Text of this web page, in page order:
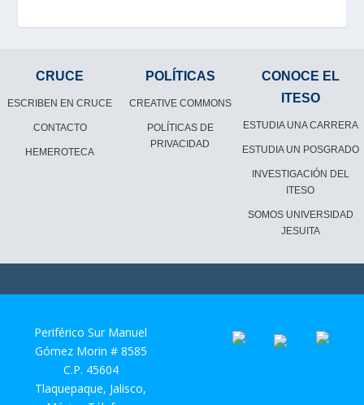
CRUCE
ESCRIBEN EN CRUCE
CONTACTO
HEMEROTECA
POLÍTICAS
CREATIVE COMMONS
POLÍTICAS DE
PRIVACIDAD
CONOCE EL
ITESO
ESTUDIA UNA CARRERA
ESTUDIA UN POSGRADO
INVESTIGACIÓN DEL
ITESO
SOMOS UNIVERSIDAD
JESUITA
Periférico Sur Manuel
Gómez Morin # 8585
C.P. 45604
Tlaquepaque, Jalisco,